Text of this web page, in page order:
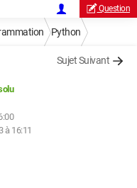
Question
Python
Sujet Suivant
à 16:11